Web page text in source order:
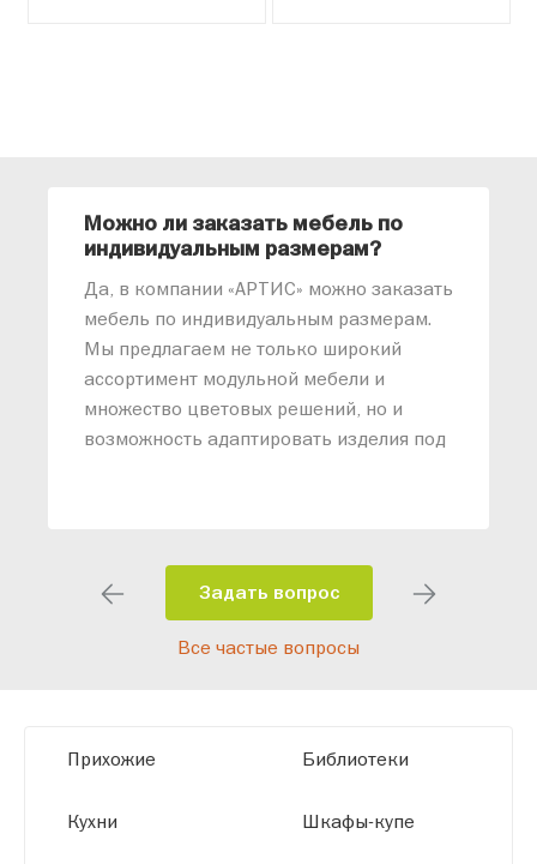
Можно ли заказать мебель по
индивидуальным размерам?
Да, в компании «АРТИС» можно заказать
мебель по индивидуальным размерам.
Мы предлагаем не только широкий
ассортимент модульной мебели и
множество цветовых решений, но и
возможность адаптировать изделия под
помещения и личные пожелания.
Благодаря современному
высокотехнологичному оборудованию
размерам.
Задать вопрос
Все частые вопросы
Прихожие
Кухни
Библиотеки
Шкафы-купе